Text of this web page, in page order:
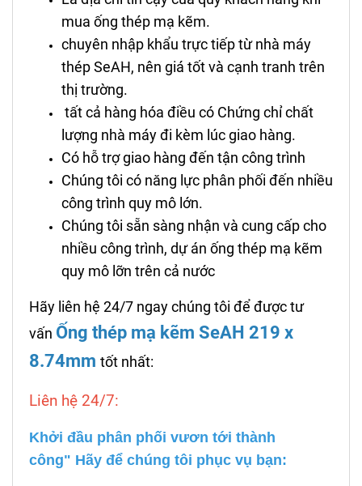
mua ống thép mạ kẽm.
chuyên nhập khẩu trực tiếp từ nhà máy
thép SeAH, nên giá tốt và cạnh tranh trên
thị trường.
tất cả hàng hóa điều có Chứng chỉ chất
lượng nhà máy đi kèm lúc giao hàng.
Có hỗ trợ giao hàng đến tận công trình
Chúng tôi có năng lực phân phối đến nhiều
công trình quy mô lớn.
Chúng tôi sẵn sàng nhận và cung cấp cho
nhiều công trình, dự án ống thép mạ kẽm
quy mô lỡn trên cả nước
Hãy liên hệ 24/7 ngay chúng tôi để được tư
vấn Ống thép mạ kẽm SeAH 219 x
8.74mm tốt nhất:
Liên hệ 24/7:
Khởi đầu phân phối vươn tới thành
công" Hãy để chúng tôi phục vụ bạn: